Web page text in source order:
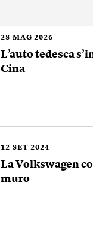
28 MAG 2026
L’auto tedesca
Cina
12 SET 2024
La Volkswagen
muro